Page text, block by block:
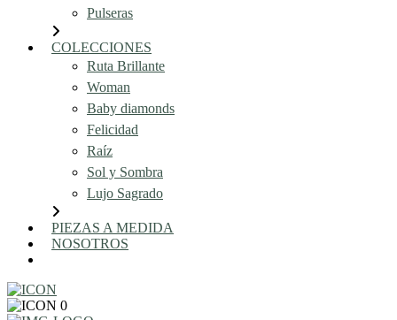
Pulseras
COLECCIONES
Ruta Brillante
Woman
Baby diamonds
Felicidad
Raíz
Sol y Sombra
Lujo Sagrado
PIEZAS A MEDIDA
NOSOTROS
0